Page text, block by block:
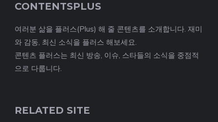
CONTENTSPLUS
여러분 삶을 플러스(Plus) 해 줄 콘텐츠를 소개합니다. 재미
와 감동, 최신 소식을 플러스 해보세요.
콘텐츠 플러스는 최신 방송, 이슈, 스타들의 소식을 중점적
으로 다룹니다.
RELATED SITE